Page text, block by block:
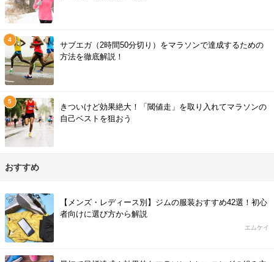
サブエガ（2時間50分切り）をマラソンで達成するための
方法を徹底解説！
きついけど効果絶大！「閾値走」を取り入れてマラソンの
自己ベストを狙おう
おすすめ
【メンズ・レディース別】ジムの服装おすすめ42選！初心
者向けに選び方から解説
エムケイ